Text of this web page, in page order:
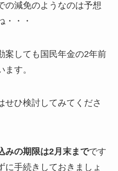
の減免のようなのは予想
・・・
案しても国民年金の2年前
す。
せひ検討してみてくださ
みの期限は2月末までです
に手続きしておきましょ